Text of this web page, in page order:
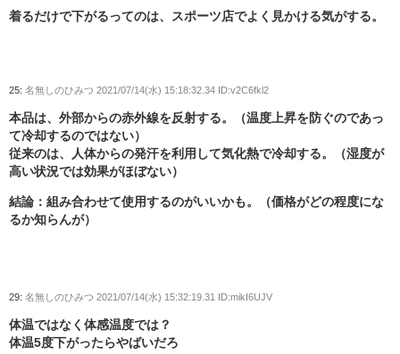
着るだけで下がるってのは、スポーツ店でよく見かける気がする。
25: 名無しのひみつ 2021/07/14(水) 15:18:32.34 ID:v2C6fkl2
本品は、外部からの赤外線を反射する。（温度上昇を防ぐのであっ
て冷却するのではない）
従来のは、人体からの発汗を利用して気化熱で冷却する。（湿度が
高い状況では効果がほぼない）
結論：組み合わせて使用するのがいいかも。（価格がどの程度にな
るか知らんが）
29: 名無しのひみつ 2021/07/14(水) 15:32:19.31 ID:mikI6UJV
体温ではなく体感温度では？
体温5度下がったらやばいだろ